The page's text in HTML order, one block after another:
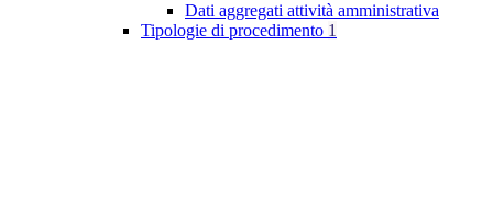
Dati aggregati attività amministrativa
Tipologie di procedimento 1